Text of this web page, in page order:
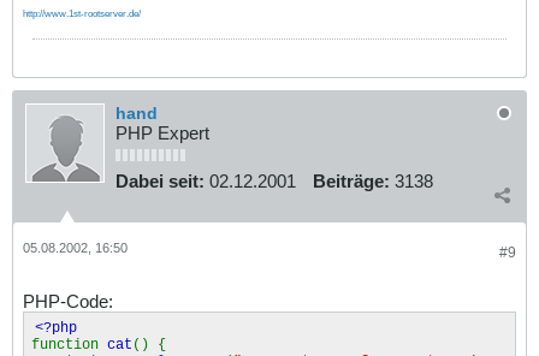
http://www.1st-rootserver.de/
hand
PHP Expert
Dabei seit: 02.12.2001 Beiträge: 3138
#9
05.08.2002, 16:50
PHP-Code:
<?php
function cat () {